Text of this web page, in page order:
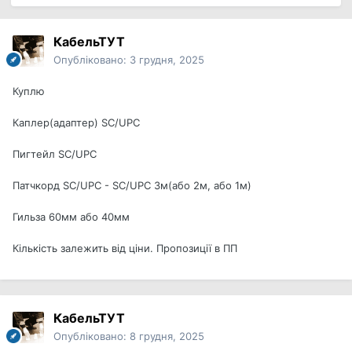
КабельТУТ
Опубліковано: 3 грудня, 2025
Куплю
Каплер(адаптер) SC/UPC
Пигтейл SC/UPC
Патчкорд SC/UPC - SC/UPC 3м(або 2м, або 1м)
Гильза 60мм або 40мм
Кількість залежить від ціни. Пропозиції в ПП
КабельТУТ
Опубліковано: 8 грудня, 2025